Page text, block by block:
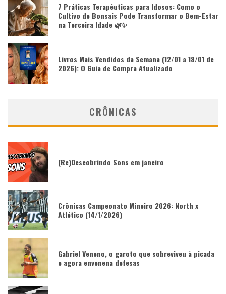
7 Práticas Terapêuticas para Idosos: Como o
Cultivo de Bonsais Pode Transformar o Bem-Estar
na Terceira Idade 🌿✨
Livros Mais Vendidos da Semana (12/01 a 18/01 de
2026): O Guia de Compra Atualizado
CRÔNICAS
(Re)Descobrindo Sons em janeiro
Crônicas Campeonato Mineiro 2026: North x
Atlético (14/1/2026)
Gabriel Veneno, o garoto que sobreviveu à picada
e agora envenena defesas